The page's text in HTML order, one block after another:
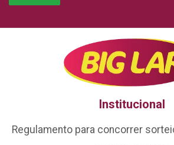
Institucional
Regulamento para concorrer